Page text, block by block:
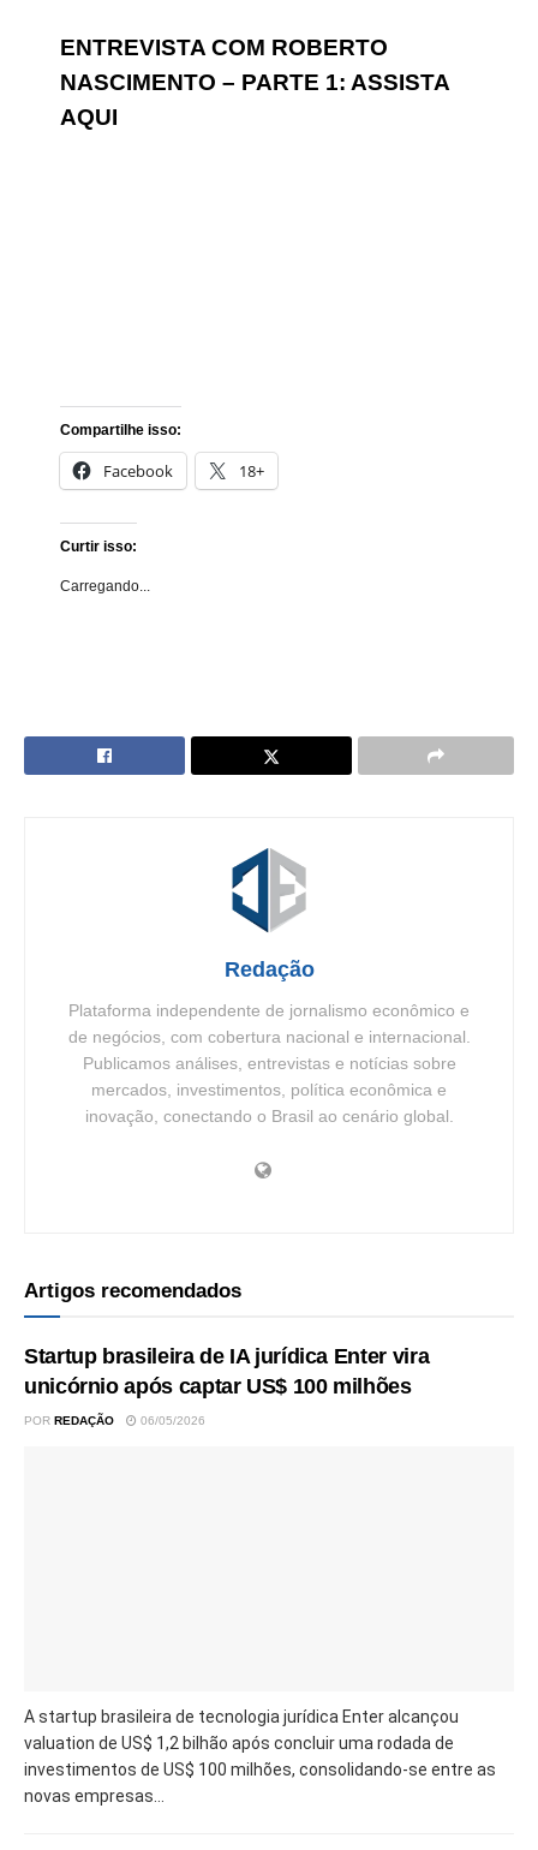
ENTREVISTA COM ROBERTO
NASCIMENTO – PARTE 1: ASSISTA
AQUI
Compartilhe isso:
Facebook 18+
Curtir isso:
Carregando...
Redação
Plataforma independente de jornalismo econômico e
de negócios, com cobertura nacional e internacional.
Publicamos análises, entrevistas e notícias sobre
mercados, investimentos, política econômica e
inovação, conectando o Brasil ao cenário global.
Artigos recomendados
Startup brasileira de IA jurídica Enter vira
unicórnio após captar US$ 100 milhões
POR REDAÇÃO 06/05/2026
A startup brasileira de tecnologia jurídica Enter alcançou
valuation de US$ 1,2 bilhão após concluir uma rodada de
investimentos de US$ 100 milhões, consolidando-se entre as
novas empresas...